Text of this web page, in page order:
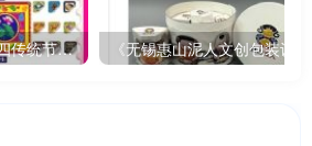
《纸裁四季——二十四传统节气文创设计》 《无锡惠山泥人文创包装设